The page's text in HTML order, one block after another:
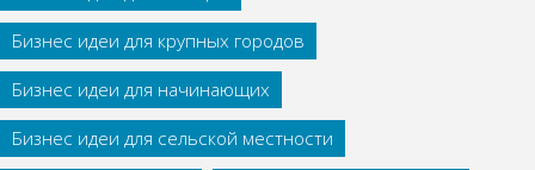
Бизнес идеи для крупных городов
Бизнес идеи для начинающих
Бизнес идеи для сельской местности